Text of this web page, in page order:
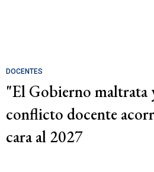
DOCENTES
"El Gobierno maltrata
conflicto docente
cara al 2027